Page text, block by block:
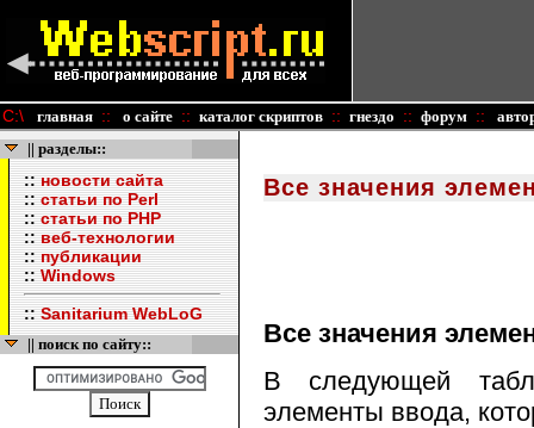
C:\ главная :: о сайте :: каталог скриптов :: гнездо :: форум ::
|| разделы::
::новости сайта
::статьи по Perl
::статьи по PHP
::веб-технологии
::публикации
::Windows
::Sanitarium WebLoG
|| поиск по сайту::
Все значения
Все значения
В следующей
элементы ввода,